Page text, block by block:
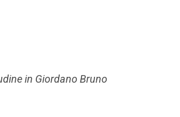
in Giordano Bruno